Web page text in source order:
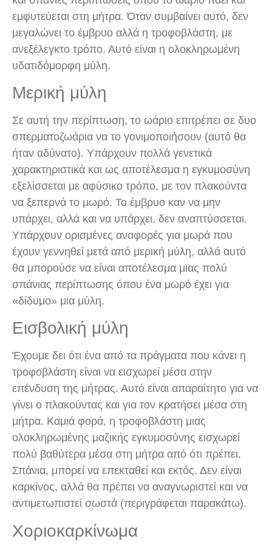
εμφυτεύεται στη μήτρα. Όταν συμβαίνει αυτό, δεν
μεγαλώνει το έμβρυο αλλά η τροφοβλάστη, με
ανεξέλεγκτο τρόπο. Αυτό είναι η ολοκληρωμένη
υδατιδόμορφη μύλη.
Μερική μύλη
Σε αυτή την περίπτωση, το ωάριο επιτρέπει σε δυο
σπερματοζωάρια να το γονιμοποιήσουν (αυτό θα
ήταν αδύνατο). Υπάρχουν πολλά γενετικά
χαρακτηριστικά και ως αποτέλεσμα η εγκυμοσύνη
εξελίσσεται με αφύσικο τρόπο, με τον πλακούντα
να ξεπερνά το μωρό. Το έμβρυο καν να μην
υπάρχει, αλλά και να υπάρχει, δεν αναπτύσσεται.
Υπάρχουν ορισμένες αναφορές για μωρά που
έχουν γεννηθεί μετά από μερική μύλη, αλλά αυτό
θα μπορούσε να είναι αποτέλεσμα μιας πολύ
σπάνιας περίπτωσης όπου ένα μωρό έχει για
«δίδυμο» μια μύλη.
Εισβολική μύλη
Έχουμε δει ότι ένα από τα πράγματα που κάνει η
τροφοβλάστη είναι να εισχωρεί μέσα στην
επένδυση της μήτρας. Αυτό είναι απαραίτητο για να
γίνει ο πλακούντας και για τον κρατήσει μέσα στη
μήτρα. Καμιά φορά, η τροφοβλάστη μιας
ολοκληρωμένης μαζικής εγκυμοσύνης εισχωρεί
πολύ βαθύτερα μέσα στη μήτρα από ότι πρέπει.
Σπάνια, μπορεί να επεκταθεί και εκτός. Δεν είναι
καρκίνος, αλλά θα πρέπει να αναγνωριστεί και να
αντιμετωπιστεί σωστά (περιγράφεται παρακάτω).
Χοριοκαρκίνωμα